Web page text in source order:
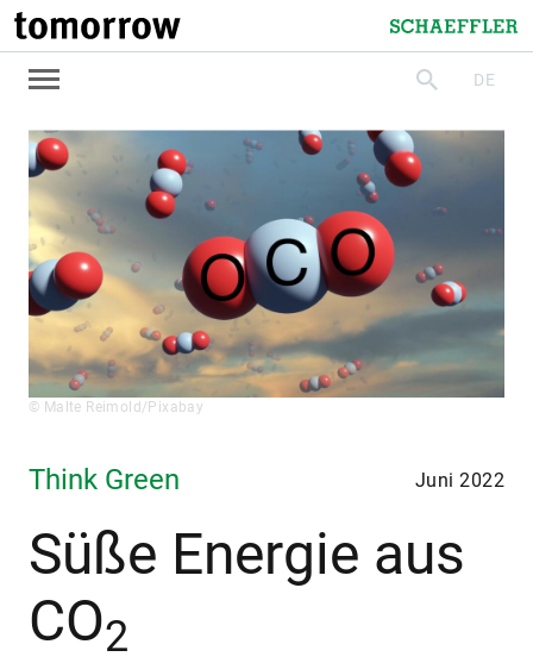
tomorrow
Schaeffler
suchenDE
© Malte Reimold/Pixabay
Think Green Juni 2022
Süße Energie aus
CO2